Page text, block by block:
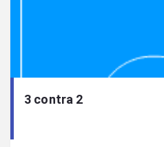
3 contra 2